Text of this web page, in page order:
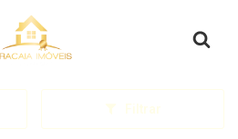
Página inicial
Filtrar